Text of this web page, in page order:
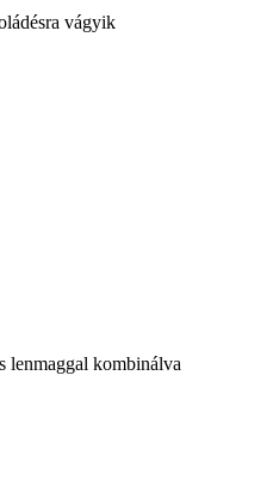
vágyik
lenmaggal kombinálva